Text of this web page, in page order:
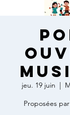
jeu. 19 juin
  |
Proposées